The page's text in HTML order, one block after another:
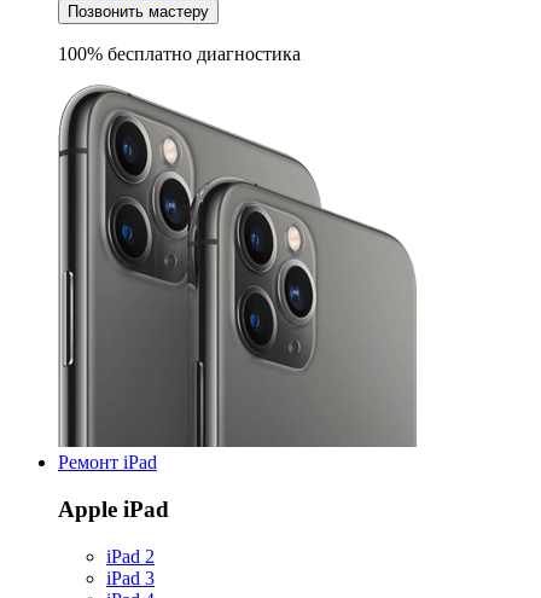
Позвонить мастеру
100% бесплатно диагностика
Ремонт iPad
Apple iPad
iPad 2
iPad 3